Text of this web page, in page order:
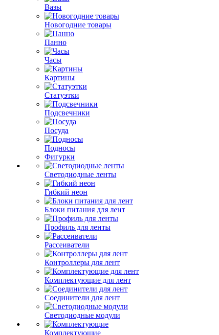
Вазы
Новогодние товары
Панно
Часы
Картины
Статуэтки
Подсвечники
Посуда
Подносы
Фигурки
Светодиодные ленты
Гибкий неон
Блоки питания для лент
Профиль для ленты
Рассеиватели
Контроллеры для лент
Комплектующие для лент
Соединители для лент
Светодиодные модули
Комплектующие